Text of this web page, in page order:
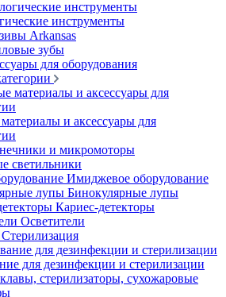
инструменты
Arkansas
зубы
для оборудования
и аксессуары для
и микромоторы
светильники
Имиджевое оборудование
Бинокулярные лупы
Кариес-детекторы
Осветители
Стерилизация
для дезинфекции и стерилизации
стерилизаторы, сухожаровые